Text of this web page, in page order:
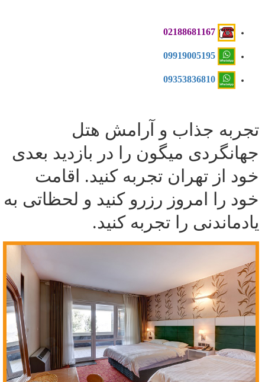
تجربه جذاب و آرامش هتل
جهانگردی میگون را در بازدید بعدی
خود از تهران تجربه کنید. اقامت
خود را امروز رزرو کنید و لحظاتی به
یادماندنی را تجربه کنید.